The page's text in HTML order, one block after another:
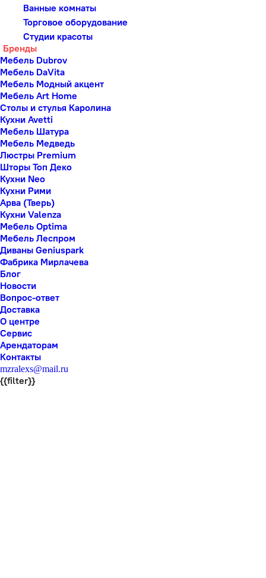
Ванные комнаты
Торговое оборудование
Студии красоты
Бренды
Мебель Dubrov
Мебель DaVita
Мебель Модный акцент
Мебель Art Home
Столы и стулья Каролина
Кухни Avetti
Мебель Шатура
Мебель Медведь
Люстры Premium
Шторы Топ Деко
Кухни Neo
Кухни Рими
Арва (Тверь)
Кухни Valenza
Мебель Optima
Мебель Леспром
Диваны Geniuspark
Фабрика Мирлачева
Блог
Новости
Вопрос-ответ
Доставка
О центре
Сервис
Арендаторам
Контакты
mzralexs@mail.ru
{{filter}}